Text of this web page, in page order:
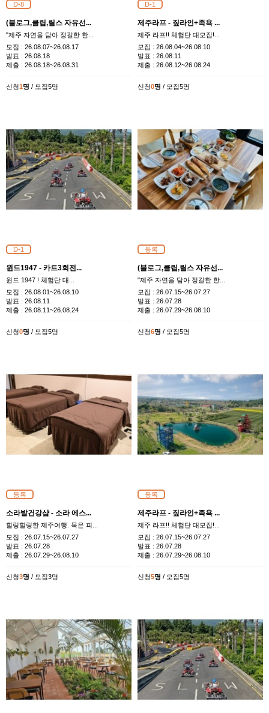
D-8
(블로그,클립,릴스 자유선...
"제주 자연을 담아 정갈한 한...
모집 : 26.08.07~26.08.17
발표 : 26.08.18
제출 : 26.08.18~26.08.31
신청1명 / 모집5명
D-1
제주라프 - 짚라인+족욕 ...
제주 라프!! 체험단 대모집!...
모집 : 26.08.04~26.08.10
발표 : 26.08.11
제출 : 26.08.12~26.08.24
신청0명 / 모집5명
D-1
윈드1947 - 카트3회전...
​윈드 1947 ! 체험단 대...
모집 : 26.08.01~26.08.10
발표 : 26.08.11
제출 : 26.08.11~26.08.24
신청0명 / 모집5명
등록
(블로그,클립,릴스 자유선...
"제주 자연을 담아 정갈한 한...
모집 : 26.07.15~26.07.27
발표 : 26.07.28
제출 : 26.07.29~26.08.10
신청6명 / 모집5명
등록
소라발건강샵 - 소라 에스...
힐링힐링한 제주여행. 묵은 피...
모집 : 26.07.15~26.07.27
발표 : 26.07.28
제출 : 26.07.29~26.08.10
신청3명 / 모집3명
등록
제주라프 - 짚라인+족욕 ...
제주 라프!! 체험단 대모집!...
모집 : 26.07.15~26.07.27
발표 : 26.07.28
제출 : 26.07.29~26.08.10
신청5명 / 모집5명